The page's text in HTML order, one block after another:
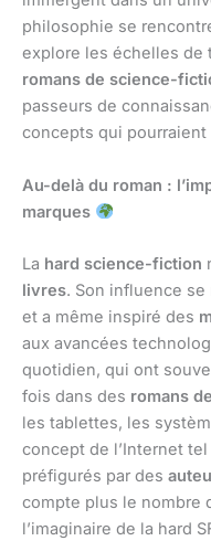
philosophie se
explore les échelles de
romans de science-
passeurs de
concepts qui
Au-delà du roman :
marques
La hard science-fiction
livres. Son influence
et a même inspiré des
aux avancées
quotidien, qui ont
fois dans des romans
les tablettes, les
concept de l’Internet
préfigurés par des
compte plus le nombre
l’imaginaire de la hard